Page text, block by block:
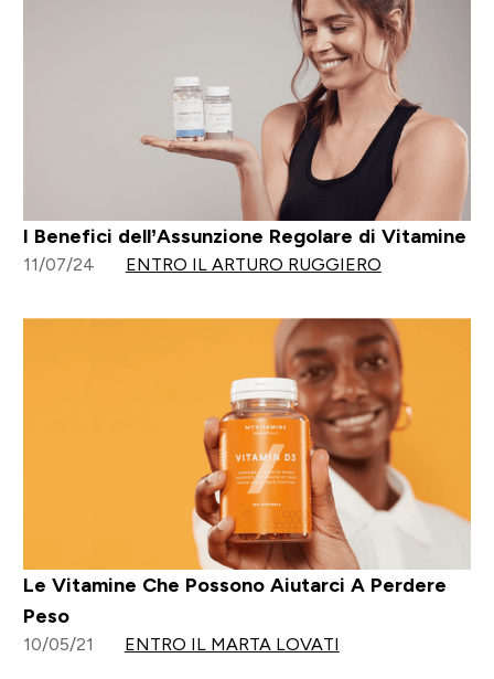
I Benefici dell’Assunzione Regolare di Vitamine
11/07/24 ENTRO IL ARTURO RUGGIERO
Le Vitamine Che Possono Aiutarci A Perdere
Peso
10/05/21 ENTRO IL MARTA LOVATI